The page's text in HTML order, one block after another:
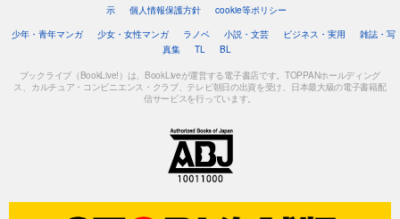
示
個人情報保護方針
cookie等ポリシー
少年・青年マンガ
少女・女性マンガ ラノベ 小説・文芸 ビジネス・実用
雑誌・写
真集
TL BL
ブックライブ（BookLive!）は、BookLiveが運営する電子書店です。TOPPANホールディング
ス、カルチュア・コンビニエンス・クラブ、テレビ朝日の出資を受け、日本最大級の電子書籍配
信サービスを行っています。